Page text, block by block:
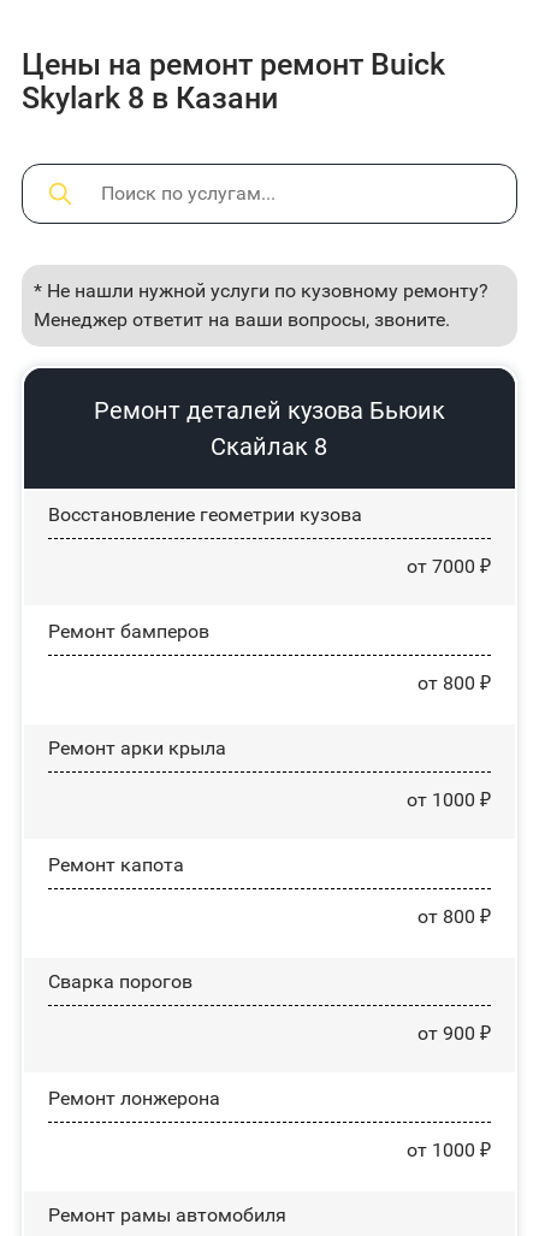
Цены на ремонт ремонт Buick
Skylark 8 в Казани
* Не нашли нужной услуги по кузовному ремонту?
Менеджер ответит на ваши вопросы, звоните.
Ремонт деталей кузова Бьюик
Скайлак 8
Восстановление геометрии кузова
от 7000 ₽
Ремонт бамперов
от 800 ₽
Ремонт арки крыла
от 1000 ₽
Ремонт капота
от 800 ₽
Сварка порогов
от 900 ₽
Ремонт лонжерона
от 1000 ₽
Ремонт рамы автомобиля